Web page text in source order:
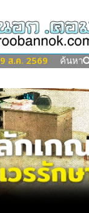
9 ส.ค. 2569 ค้นหา